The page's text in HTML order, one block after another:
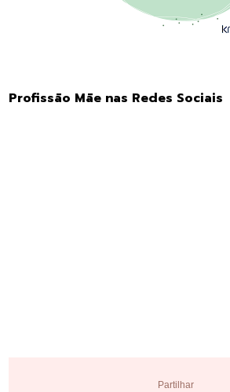
Profissão Mãe nas Redes Sociais
Partilhar